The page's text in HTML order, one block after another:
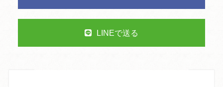
LINEで送る